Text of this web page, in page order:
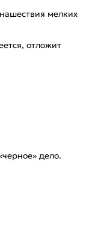
мелких
отложит
дело.